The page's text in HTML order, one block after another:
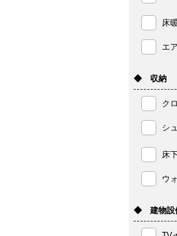
床
エ
◆ 収納
ク
シ
床
ウ
◆ 建物設